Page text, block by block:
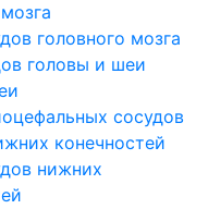
головного мозга
головы и шеи
сосудов
конечностей
нижних